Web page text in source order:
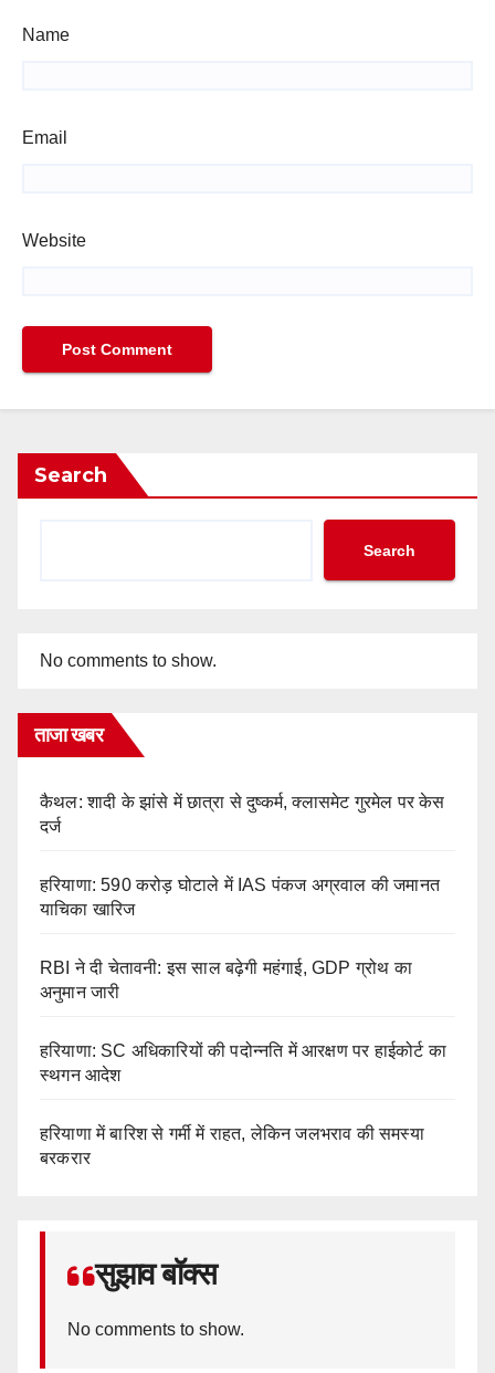
Name
Email
Website
Search
Search
No comments to show.
ताजा खबर
कैथल: शादी के झांसे में छात्रा से दुष्कर्म, क्लासमेट गुरमेल पर केस
दर्ज
हरियाणा: 590 करोड़ घोटाले में IAS पंकज अग्रवाल की जमानत
याचिका खारिज
RBI ने दी चेतावनी: इस साल बढ़ेगी महंगाई, GDP ग्रोथ का
अनुमान जारी
हरियाणा: SC अधिकारियों की पदोन्नति में आरक्षण पर हाईकोर्ट का
स्थगन आदेश
हरियाणा में बारिश से गर्मी में राहत, लेकिन जलभराव की समस्या
बरकरार
सुझाव बॉक्स
No comments to show.